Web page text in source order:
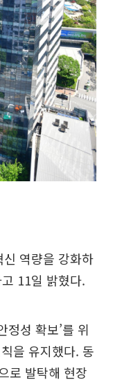
역량을 강화하
11일 밝혔다.
정성 확보’를 위
을 유지했다. 동
로 발탁해 현장